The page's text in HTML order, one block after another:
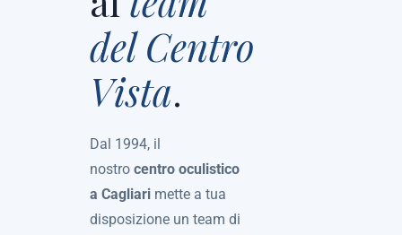
del Centro
Vista.
Dal 1994, il
nostro centro oculistico
a Cagliari mette a tua
disposizione un team di